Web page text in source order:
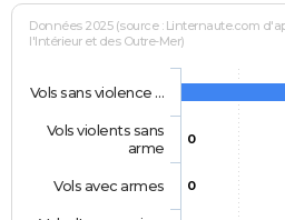
Données 2025 (source : Linternaute.com
l'Intérieur et des Outre-Mer)
0
0
Vols sans violence …
Vols violents sans
arme
Vols avec armes